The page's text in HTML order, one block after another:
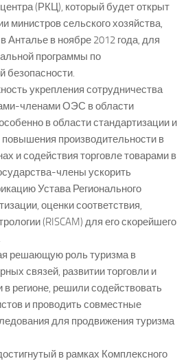
(РКЦ), который будет открыт
министров сельского хозяйства,
Анталье в ноябре 2012 года, для
программы по
безопасности.
укрепления сотрудничества
членами ОЭС в области
в области стандартизации и
производительности в
и содействия торговле товарами в
члены ускорить
Устава Регионального
оценки соответствия,
(RISCAM) для его скорейшего
решающую роль туризма в
связей, развитии торговли и
регионе, решили содействовать
и проводить совместные
для продвижения туризма
в рамках Комплексного